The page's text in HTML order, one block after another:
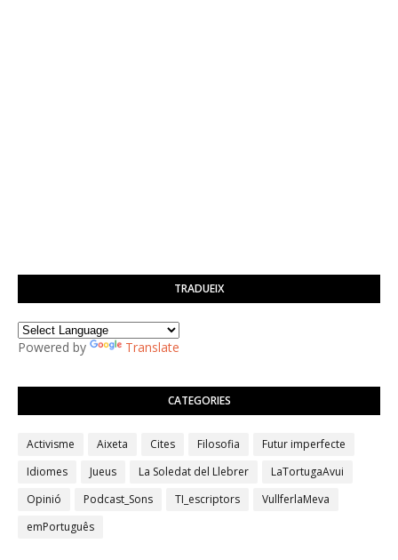
TRADUEIX
Powered by Translate
CATEGORIES
Activisme Aixeta Cites Filosofia
Futur imperfecte
Idiomes
Jueus La Soledat del Llebrer
LaTortugaAvui
Opinió
Podcast_Sons TI_escriptors
VullferlaMeva
emPortuguês